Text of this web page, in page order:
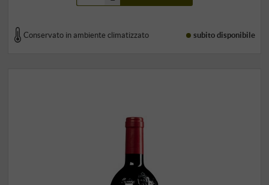
Conservato in ambiente climatizzato subito disponibile